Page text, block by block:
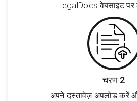
LegalDocs वेबसाइट पर
चरण 2
अपने दस्तावेज़ अपलोड करें